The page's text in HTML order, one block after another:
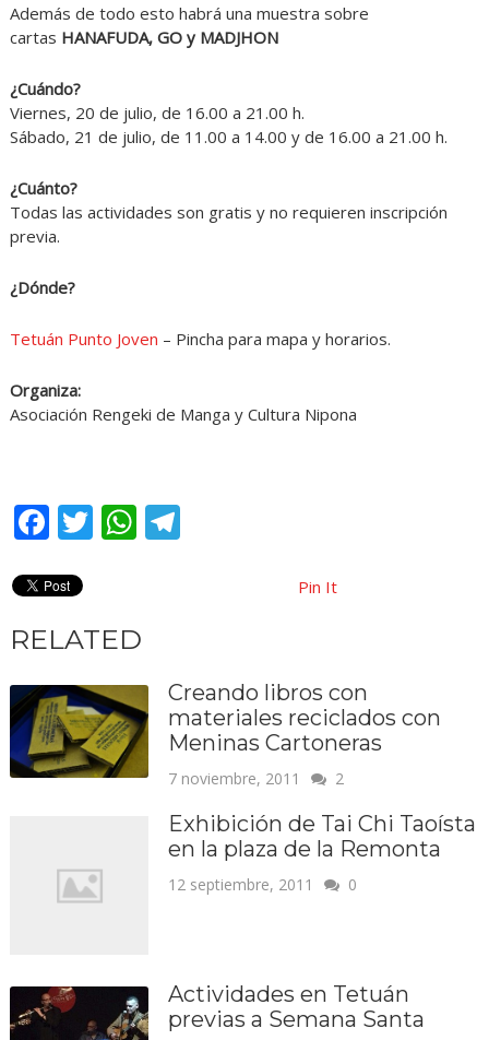
Además de todo esto habrá una muestra sobre
cartas HANAFUDA, GO y MADJHON
¿Cuándo?
Viernes, 20 de julio, de 16.00 a 21.00 h.
Sábado, 21 de julio, de 11.00 a 14.00 y de 16.00 a 21.00 h.
¿Cuánto?
Todas las actividades son gratis y no requieren inscripción
previa.
¿Dónde?
Tetuán Punto Joven – Pincha para mapa y horarios.
Organiza:
Asociación Rengeki de Manga y Cultura Nipona
Facebook
Twitter
WhatsApp
Telegram
Pin It
RELATED
Creando libros con
materiales reciclados con
Meninas Cartoneras
7 noviembre, 2011 2
Exhibición de Tai Chi Taoísta
en la plaza de la Remonta
12 septiembre, 2011 0
Actividades en Tetuán
previas a Semana Santa